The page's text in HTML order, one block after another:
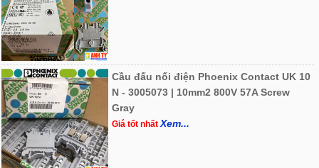
Cầu đấu nối điện Phoenix Contact UK 10
N - 3005073 | 10mm2 800V 57A Screw
Gray
Giá tốt nhấtXem...